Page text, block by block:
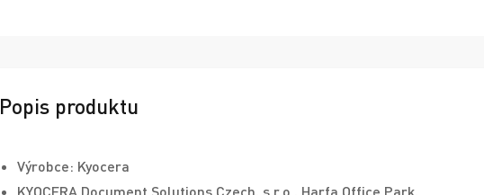
Popis produktu
Výrobce: Kyocera
KYOCERA Document Solutions Czech, s.r.o., Harfa Office Park,